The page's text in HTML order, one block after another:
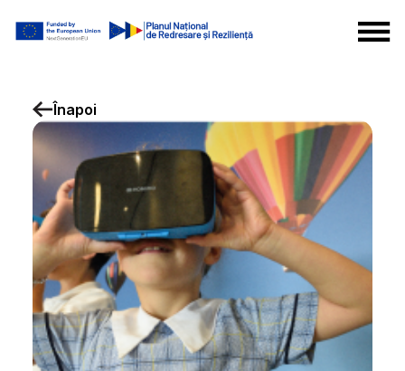
Înapoi